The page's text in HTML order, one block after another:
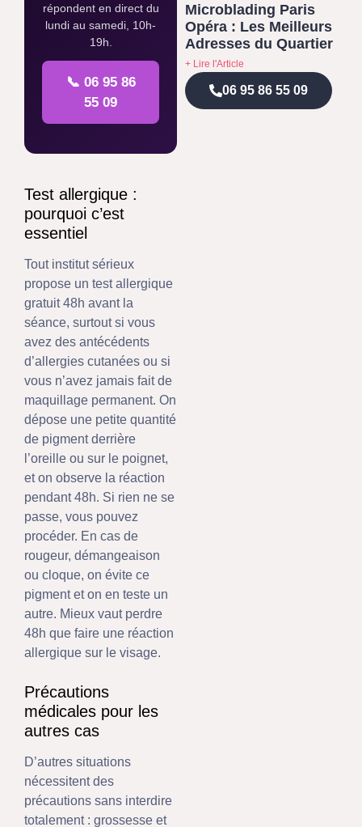
répondent en direct du
lundi au samedi, 10h-
19h.
📞 06 95 86
55 09
Test allergique :
pourquoi c’est
essentiel
Tout institut sérieux
propose un test allergique
gratuit 48h avant la
séance, surtout si vous
avez des antécédents
d’allergies cutanées ou si
vous n’avez jamais fait de
maquillage permanent. On
dépose une petite quantité
de pigment derrière
l’oreille ou sur le poignet,
et on observe la réaction
pendant 48h. Si rien ne se
passe, vous pouvez
procéder. En cas de
rougeur, démangeaison
ou cloque, on évite ce
pigment et on en teste un
autre. Mieux vaut perdre
48h que faire une réaction
allergique sur le visage.
Précautions
médicales pour les
autres cas
D’autres situations
nécessitent des
précautions sans interdire
totalement : grossesse et
Microblading Paris
Opéra : Les Meilleurs
Adresses du Quartier
+ Lire l'Article
06 95 86 55 09